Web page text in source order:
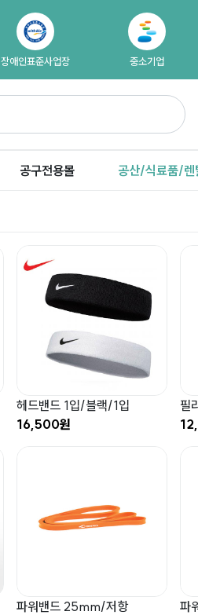
장애인표준사업장 중소기업
공구전용몰 공산/식료품/렌
헤드밴드 1입/블랙/1입
16,500원
필
파워밴드 25mm/저항
파